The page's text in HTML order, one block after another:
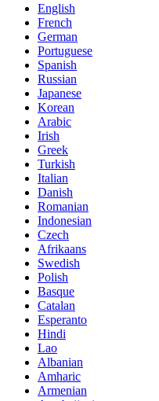
English
French
German
Portuguese
Spanish
Russian
Japanese
Korean
Arabic
Irish
Greek
Turkish
Italian
Danish
Romanian
Indonesian
Czech
Afrikaans
Swedish
Polish
Basque
Catalan
Esperanto
Hindi
Lao
Albanian
Amharic
Armenian